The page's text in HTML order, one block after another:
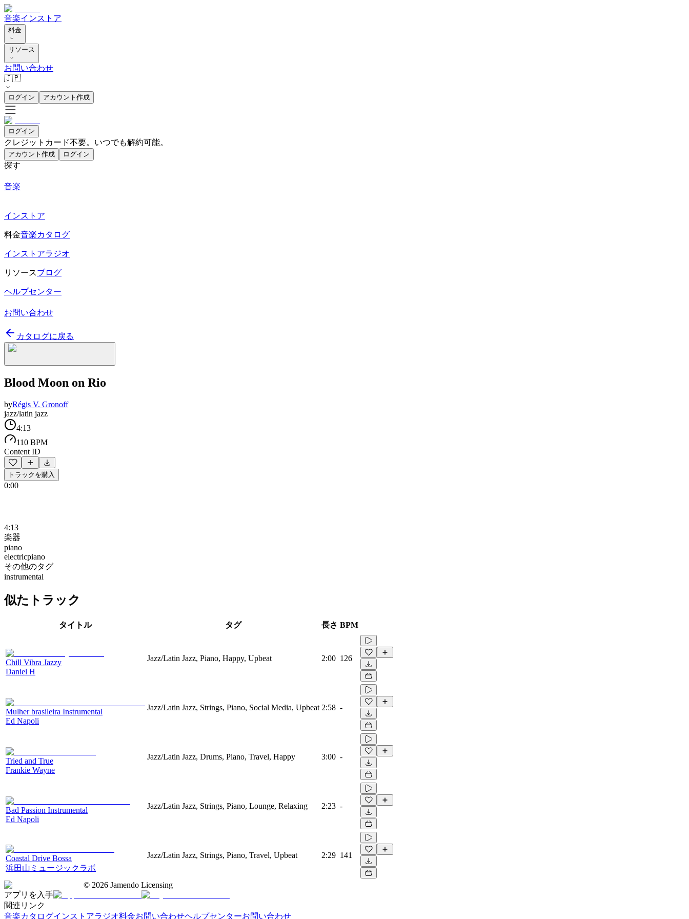
音楽インストア
料金
リソース
お問い合わせ
🇯🇵
ログイン アカウント作成
ログイン
クレジットカード不要。いつでも解約可能。
アカウント作成 ログイン
探す
音楽
インストア
料金音楽カタログ
インストアラジオ
リソースブログ
ヘルプセンター
お問い合わせ
カタログに戻る
Blood Moon on Rio
byRégis V. Gronoff
jazz/latin jazz
4:13
110 BPM
Content ID
トラックを購入
0:00
4:13
楽器
piano
electricpiano
その他のタグ
instrumental
似たトラック
タイトル タグ 長さ BPM
Chill Vibra Jazzy
Daniel H
Jazz/Latin Jazz, Piano, Happy, Upbeat 2:00 126
Mulher brasileira Instrumental
Ed Napoli
Jazz/Latin Jazz, Strings, Piano, Social Media, Upbeat 2:58 -
Tried and True
Frankie Wayne
Jazz/Latin Jazz, Drums, Piano, Travel, Happy 3:00 -
Bad Passion Instrumental
Ed Napoli
Jazz/Latin Jazz, Strings, Piano, Lounge, Relaxing 2:23 -
Coastal Drive Bossa
浜田山ミュージックラボ
Jazz/Latin Jazz, Strings, Piano, Travel, Upbeat 2:29 141
© 2026 Jamendo Licensing
アプリを入手
関連リンク
音楽カタログインストアラジオ料金お問い合わせヘルプセンターお問い合わせ